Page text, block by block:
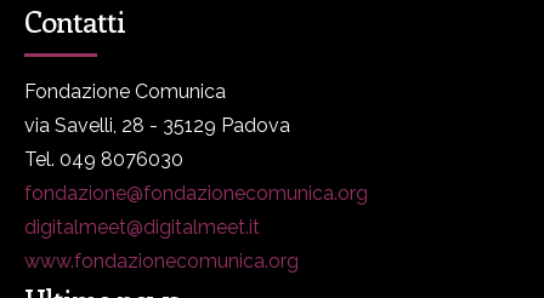
Contatti
Fondazione Comunica
via Savelli, 28 - 35129 Padova
Tel. 049 8076030
fondazione@fondazionecomunica.org
digitalmeet@digitalmeet.it
www.fondazionecomunica.org